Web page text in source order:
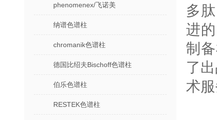
phenomenex/飞诺美
纳谱色谱柱
chromanik色谱柱
德国比绍夫Bischoff色谱柱
伯乐色谱柱
RESTEK色谱柱
多
进
制
了
术